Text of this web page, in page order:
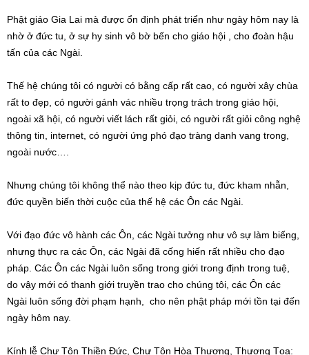
Phật giáo Gia Lai mà được ổn định phát triển như ngày hôm nay là
nhờ ở đức tu, ở sự hy sinh vô bờ bến cho giáo hội , cho đoàn hậu
tấn của các Ngài.
Thế hệ chúng tôi có người có bằng cấp rất cao, có người xây chùa
rất to đẹp, có người gánh vác nhiều trọng trách trong giáo hội,
ngoài xã hội, có người viết lách rất giỏi, có người rất giỏi công nghệ
thông tin, internet, có người ứng phó đạo tràng danh vang trong,
ngoài nước….
Nhưng chúng tôi không thể nào theo kịp đức tu, đức kham nhẫn,
đức quyền biến thời cuộc của thế hệ các Ôn các Ngài.
Với đạo đức vô hành các Ôn, các Ngài tưởng như vô sự làm biếng,
nhưng thực ra các Ôn, các Ngài đã cống hiến rất nhiều cho đạo
pháp. Các Ôn các Ngài luôn sống trong giới trong định trong tuệ,
do vậy mới có thanh giới truyền trao cho chúng tôi, các Ôn các
Ngài luôn sống đời phạm hạnh, cho nên phật pháp mới tồn tại đến
ngày hôm nay.
Kính lễ Chư Tôn Thiền Đức, Chư Tôn Hòa Thượng, Thượng Tọa: